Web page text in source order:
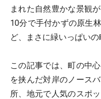
まれた自然豊かな景観
10分で手付かずの原生
ど、まさに緑いっぱいの
この記事では、町の中
を挟んだ対岸のノース
所、地元で人気のスポ